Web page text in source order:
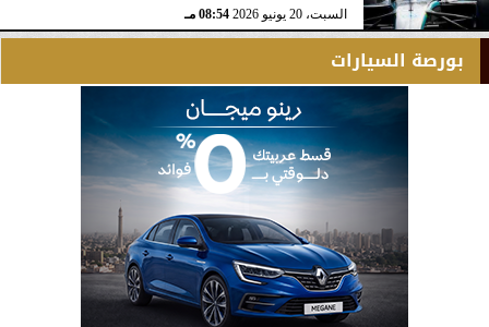
السبت، 20 يونيو 2026 08:54 مـ
بورصة السيارات